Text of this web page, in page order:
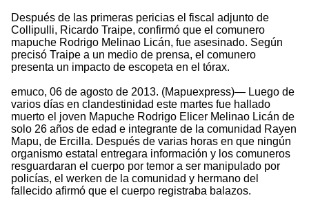
Después de las primeras pericias el fiscal adjunto de
Collipulli, Ricardo Traipe, confirmó que el comunero
mapuche Rodrigo Melinao Licán, fue asesinado. Según
precisó Traipe a un medio de prensa, el comunero
presenta un impacto de escopeta en el tórax.
emuco, 06 de agosto de 2013. (Mapuexpress)— Luego de
varios días en clandestinidad este martes fue hallado
muerto el joven Mapuche Rodrigo Elicer Melinao Licán de
solo 26 años de edad e integrante de la comunidad Rayen
Mapu, de Ercilla. Después de varias horas en que ningún
organismo estatal entregara información y los comuneros
resguardaran el cuerpo por temor a ser manipulado por
policías, el werken de la comunidad y hermano del
fallecido afirmó que el cuerpo registraba balazos.